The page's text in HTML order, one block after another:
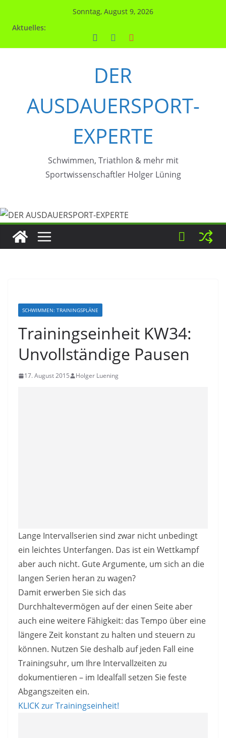
Sonntag, August 9, 2026
Aktuelles:
DER
AUSDAUERSPORT-
EXPERTE
Schwimmen, Triathlon & mehr mit
Sportwissenschaftler Holger Lüning
SCHWIMMEN: TRAININGSPLÄNE
Trainingseinheit KW34:
Unvollständige Pausen
17. August 2015 Holger Luening
Lange Intervallserien sind zwar nicht unbedingt
ein leichtes Unterfangen. Das ist ein Wettkampf
aber auch nicht. Gute Argumente, um sich an die
langen Serien heran zu wagen?
Damit erwerben Sie sich das
Durchhaltevermögen auf der einen Seite aber
auch eine weitere Fähigkeit: das Tempo über eine
längere Zeit konstant zu halten und steuern zu
können. Nutzen Sie deshalb auf jeden Fall eine
Trainingsuhr, um Ihre Intervallzeiten zu
dokumentieren – im Idealfall setzen Sie feste
Abgangszeiten ein.
KLICK zur Trainingseinheit!